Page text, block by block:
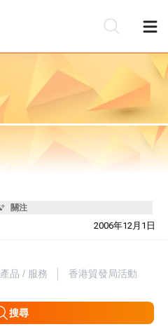
關注
2006年12月1日
產品 / 服務 香港貿發局活動
搜尋